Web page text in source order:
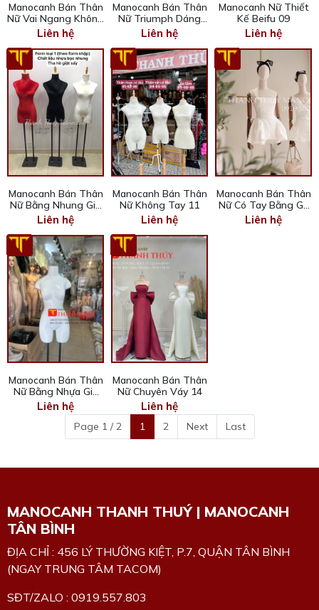
Manocanh Bán Thân
Nữ Vai Ngang Không
Tay 07
Liên hệ
Manocanh Bán Thân
Nữ Triumph Dáng
Điệu 08
Liên hệ
Manocanh Nữ Thiết
Kế Beifu 09
Liên hệ
Manocanh Bán Thân
Nữ Bằng Nhung Giá
Rẻ 10
Liên hệ
Manocanh Bán Thân
Nữ Không Tay 11
Liên hệ
Manocanh Bán Thân
Nữ Có Tay Bằng Gỗ
12
Liên hệ
Manocanh Bán Thân
Nữ Bằng Nhựa Giá
Rẻ 13
Liên hệ
Manocanh Bán Thân
Nữ Chuyên Váy 14
Liên hệ
Page 1 / 2 1 2 Next Last
MANOCANH THANH THUÝ | MANOCANH
TÂN BÌNH
ĐỊA CHỈ : 456 LÝ THƯỜNG KIỆT, P.7, QUẬN TÂN BÌNH
(NGAY TRUNG TÂM TACOM)
SĐT/ZALO : 0919.557.803